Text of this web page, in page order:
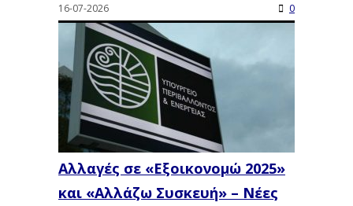
16-07-2026 0
Αλλαγές σε «Εξοικονομώ 2025»
και «Αλλάζω Συσκευή» – Νέες